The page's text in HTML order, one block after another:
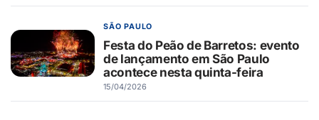
SÃO PAULO
Festa do Peão de Barretos: evento
de lançamento em São Paulo
acontece nesta quinta-feira
15/04/2026